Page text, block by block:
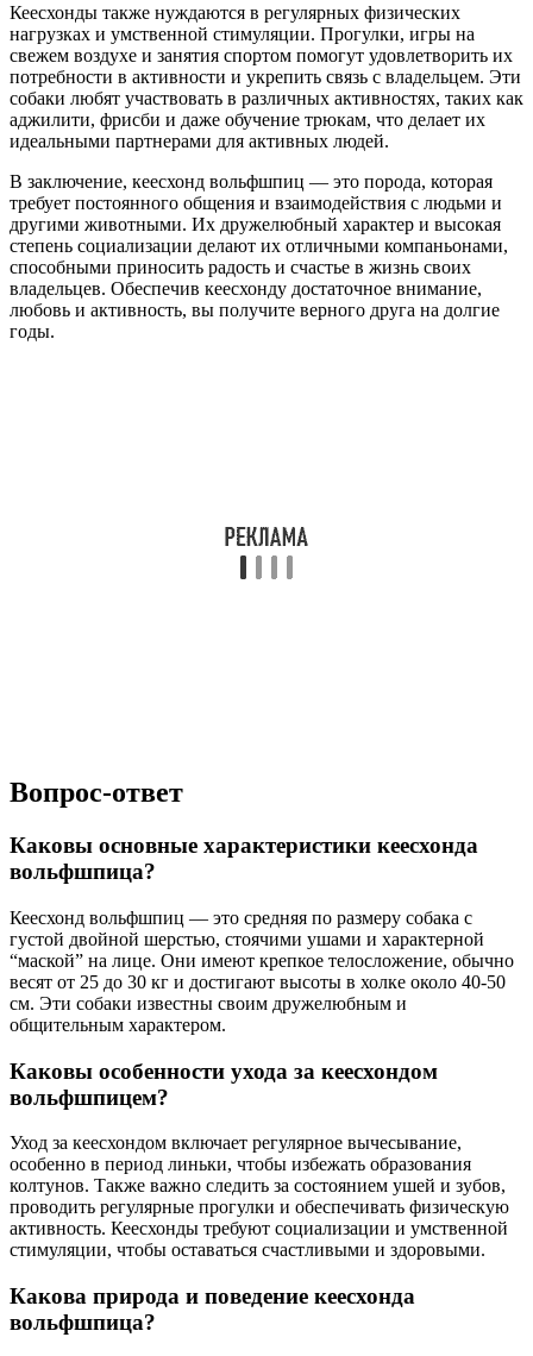
Кеесхонды также нуждаются в регулярных физических
нагрузках и умственной стимуляции. Прогулки, игры на
свежем воздухе и занятия спортом помогут удовлетворить их
потребности в активности и укрепить связь с владельцем. Эти
собаки любят участвовать в различных активностях, таких как
аджилити, фрисби и даже обучение трюкам, что делает их
идеальными партнерами для активных людей.
В заключение, кеесхонд вольфшпиц — это порода, которая
требует постоянного общения и взаимодействия с людьми и
другими животными. Их дружелюбный характер и высокая
степень социализации делают их отличными компаньонами,
способными приносить радость и счастье в жизнь своих
владельцев. Обеспечив кеесхонду достаточное внимание,
любовь и активность, вы получите верного друга на долгие
годы.
Вопрос-ответ
Каковы основные характеристики кеесхонда
вольфшпица?
Кеесхонд вольфшпиц — это средняя по размеру собака с
густой двойной шерстью, стоячими ушами и характерной
“маской” на лице. Они имеют крепкое телосложение, обычно
весят от 25 до 30 кг и достигают высоты в холке около 40-50
см. Эти собаки известны своим дружелюбным и
общительным характером.
Каковы особенности ухода за кеесхондом
вольфшпицем?
Уход за кеесхондом включает регулярное вычесывание,
особенно в период линьки, чтобы избежать образования
колтунов. Также важно следить за состоянием ушей и зубов,
проводить регулярные прогулки и обеспечивать физическую
активность. Кеесхонды требуют социализации и умственной
стимуляции, чтобы оставаться счастливыми и здоровыми.
Какова природа и поведение кеесхонда
вольфшпица?